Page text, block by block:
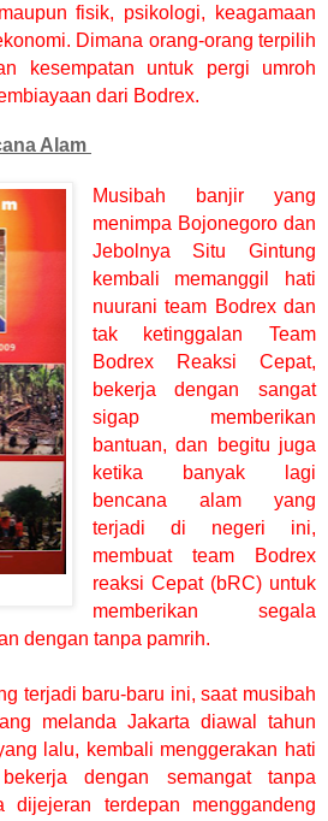
fisik, psikologi, keagamaan
Dimana orang-orang terpilih
kesempatan untuk pergi umroh
dari Bodrex.
Alam
Musibah banjir yang
menimpa Bojonegoro dan
Jebolnya Situ Gintung
kembali memanggil hati
nuurani team Bodrex dan
tak ketinggalan Team
Bodrex Reaksi Cepat,
bekerja dengan sangat
sigap memberikan
bantuan, dan begitu juga
ketika banyak lagi
bencana alam yang
terjadi di negeri ini,
membuat team Bodrex
reaksi Cepat (bRC) untuk
memberikan segala
dengan tanpa pamrih.
terjadi baru-baru ini, saat musibah
melanda Jakarta diawal tahun
lalu, kembali menggerakan hati
dengan semangat tanpa
dijejeran terdepan menggandeng